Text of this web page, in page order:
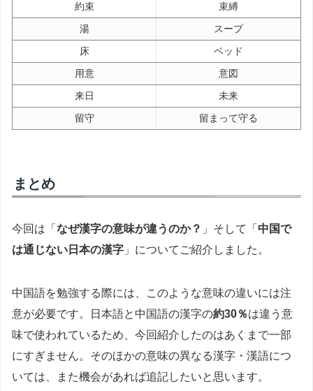
約束 束縛
湯 スープ
床 ベッド
用意 意図
来日 未来
留守 留まって守る
まとめ
今回は「 なぜ漢字の意味が違うのか？ 」そして「 中国で
は通じない日本の漢字 」についてご紹介しました。
中国語を勉強する際には、このような意味の違いには注
意が必要です。日本語と中国語の漢字の約30％は違う意
味で使われているため、今回紹介したのはあくまで一部
にすぎません。そのほかの意味の異なる漢字・漢語につ
いては、また機会があれば追記したいと思います。